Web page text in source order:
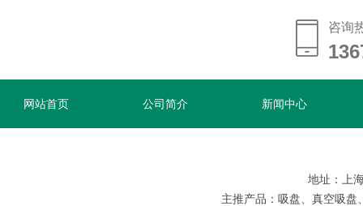
咨询
网站首页 公司简介 新闻中心
地址：上
主推产品：吸盘、真空吸